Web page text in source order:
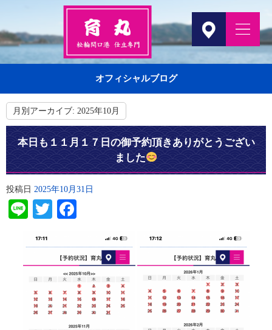
オフィシャルブログ
月別アーカイブ: 2025年10月
本日も１１月１７日の御予約頂きありがとうござい
ました
投稿日 2025年10月31日
LineTwitter